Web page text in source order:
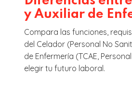
y Auxiliar de
Compara las funciones,
del Celador (Personal No
de Enfermería (TCAE,
elegir tu futuro laboral.